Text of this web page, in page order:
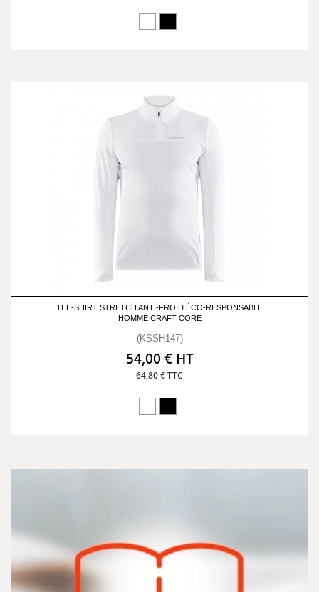
TEE-SHIRT STRETCH ANTI-FROID ÉCO-RESPONSABLE
HOMME CRAFT CORE
(KSSH147)
54,00 € HT
64,80 € TTC